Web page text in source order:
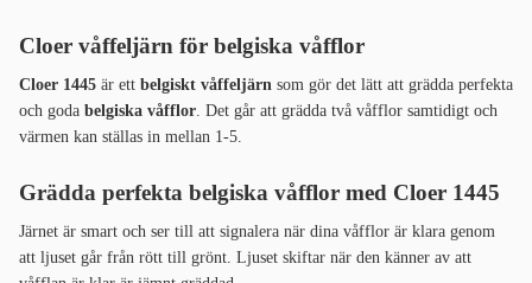
Cloer våffeljärn för belgiska våfflor
Cloer 1445 är ett belgiskt våffeljärn som gör det lätt att grädda perfekta
och goda belgiska våfflor . Det går att grädda två våfflor samtidigt och
värmen kan ställas in mellan 1-5.
Grädda perfekta belgiska våfflor med Cloer 1445
Järnet är smart och ser till att signalera när dina våfflor är klara genom
att ljuset går från rött till grönt. Ljuset skiftar när den känner av att